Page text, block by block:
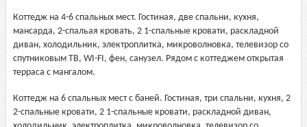
Коттедж на 4-6 спальных мест. Гостиная, две спальни, кухня,
мансарда, 2-спальая кровать, 2 1-спальные кровати, раскладной
диван, холодильник, электроплитка, микроволновка, телевизор со
спутниковым ТВ, WI-FI, фен, санузел. Рядом с коттеджем открытая
терраса с мангалом.
Коттедж на 6 спальных мест с баней. Гостиная, три спальни, кухня, 2
2-спальные кровати, 2 1-спальные кровати, раскладной диван,